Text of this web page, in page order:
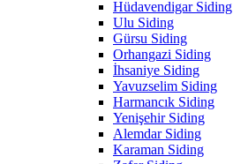
Hüdavendigar Siding
Ulu Siding
Gürsu Siding
Orhangazi Siding
İhsaniye Siding
Yavuzselim Siding
Harmancık Siding
Yenişehir Siding
Alemdar Siding
Karaman Siding